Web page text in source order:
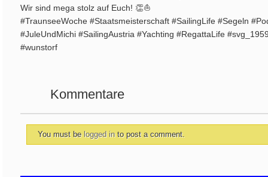
Wir sind mega stolz auf Euch! 👏⛵
#TraunseeWoche #Staatsmeisterschaft #SailingLife #Segeln
#JuleUndMichi #SailingAustria #Yachting #RegattaLife
#wunstorf
Kommentare
You must be logged in to post a comment.